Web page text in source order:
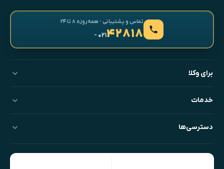
تماس و پشتیبانی · همه‌روزه ۸ تا ۲۴
۴۲۸۱۸- ۰۲۱
برای وکلا
خدمات
دسترسی‌ها